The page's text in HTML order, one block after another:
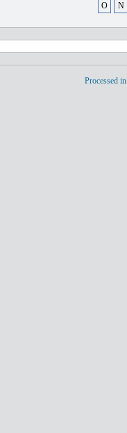
O N
Processed